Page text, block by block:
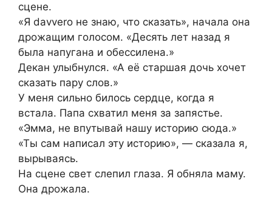
сцене.
«Я davvero не знаю, что сказать», начала она
дрожащим голосом. «Десять лет назад я
была напугана и обессилена.»
Декан улыбнулся. «А её старшая дочь хочет
сказать пару слов.»
У меня сильно билось сердце, когда я
встала. Папа схватил меня за запястье.
«Эмма, не впутывай нашу историю сюда.»
«Ты сам написал эту историю», — сказала я,
вырываясь.
На сцене свет слепил глаза. Я обняла маму.
Она дрожала.